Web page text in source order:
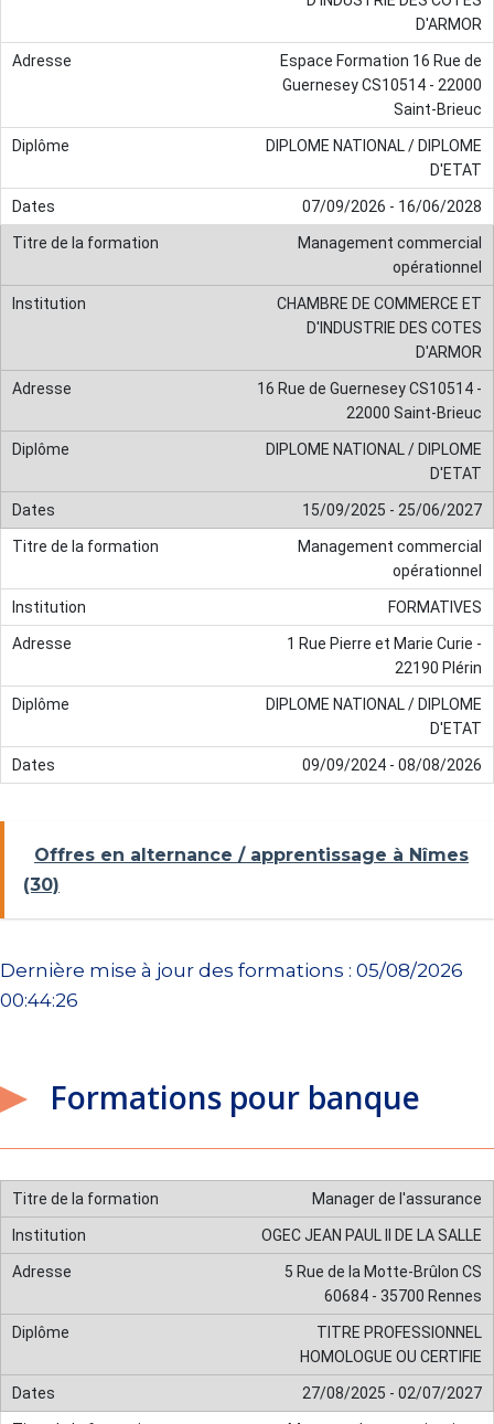
D'ARMOR
Espace Formation 16 Rue de
Guernesey CS10514 - 22000
Saint-Brieuc
DIPLOME NATIONAL / DIPLOME
D'ETAT
07/09/2026 - 16/06/2028
Management commercial
opérationnel
CHAMBRE DE COMMERCE ET
D'INDUSTRIE DES COTES
D'ARMOR
16 Rue de Guernesey CS10514 -
22000 Saint-Brieuc
DIPLOME NATIONAL / DIPLOME
D'ETAT
15/09/2025 - 25/06/2027
Management commercial
opérationnel
FORMATIVES
1 Rue Pierre et Marie Curie -
22190 Plérin
DIPLOME NATIONAL / DIPLOME
D'ETAT
09/09/2024 - 08/08/2026
Offres en alternance / apprentissage à Nîmes
(30)
Dernière mise à jour des formations : 05/08/2026
00:44:26
Formations pour banque
Manager de l'assurance
OGEC JEAN PAUL II DE LA SALLE
5 Rue de la Motte-Brûlon CS
60684 - 35700 Rennes
TITRE PROFESSIONNEL
HOMOLOGUE OU CERTIFIE
27/08/2025 - 02/07/2027